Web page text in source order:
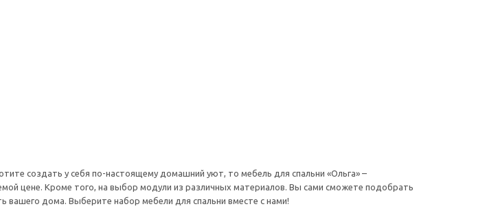
создать у себя по-настоящему домашний уют, то мебель для спальни «Ольга» –
цене. Кроме того, на выбор модули из различных материалов. Вы сами сможете подобрать
дома. Выберите набор мебели для спальни вместе с нами!